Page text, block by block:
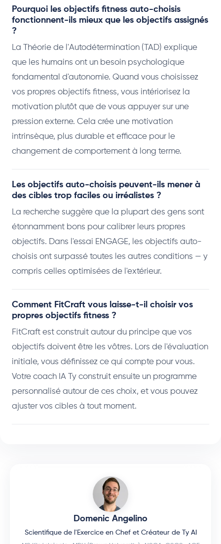
Pourquoi les objectifs fitness auto-choisis
fonctionnent-ils mieux que les objectifs assignés
?
La Théorie de l'Autodétermination (TAD) explique
que les humains ont un besoin psychologique
fondamental d'autonomie. Quand vous choisissez
vos propres objectifs fitness, vous intériorisez la
motivation plutôt que de vous appuyer sur une
pression externe. Cela crée une motivation
intrinsèque, plus durable et efficace pour le
changement de comportement à long terme.
Les objectifs auto-choisis peuvent-ils mener à
des cibles trop faciles ou irréalistes ?
La recherche suggère que la plupart des gens sont
étonnamment bons pour calibrer leurs propres
objectifs. Dans l'essai ENGAGE, les objectifs auto-
choisis ont surpassé toutes les autres conditions — y
compris celles optimisées de l'extérieur.
Comment FitCraft vous laisse-t-il choisir vos
propres objectifs fitness ?
FitCraft est construit autour du principe que vos
objectifs doivent être les vôtres. Lors de l'évaluation
initiale, vous définissez ce qui compte pour vous.
Votre coach IA Ty construit ensuite un programme
personnalisé autour de ces choix, et vous pouvez
ajuster vos cibles à tout moment.
Domenic Angelino
Scientifique de l'Exercice en Chef et Créateur de Ty AI